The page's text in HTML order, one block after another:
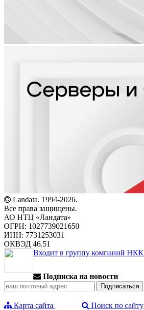
Landata. 1994-2026.
Все права защищены.
АО НТЦ «Ландата»
ОГРН: 1027739021650
ИНН: 7731253031
ОКВЭД 46.51
Входит в группу компаний НКК
Подписка на новости
Карта сайта Поиск по сайту